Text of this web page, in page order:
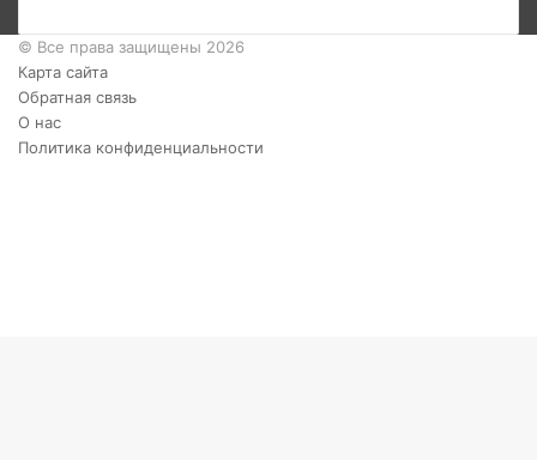
© Все права защищены 2026
Карта сайта
Обратная связь
О нас
Политика конфиденциальности